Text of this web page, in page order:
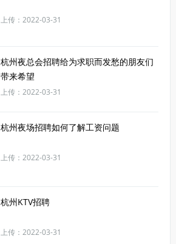
上传：2022-03-31
杭州夜总会招聘给为求职而发愁的朋友们
带来希望
上传：2022-03-31
杭州夜场招聘如何了解工资问题
上传：2022-03-31
杭州KTV招聘
上传：2022-03-31